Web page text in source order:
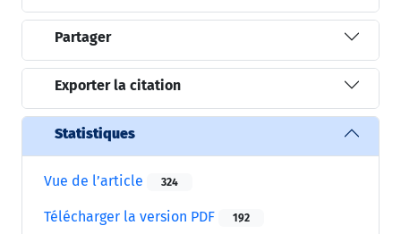
Partager
Exporter la citation
Statistiques
Vue de l’article 324
Télécharger la version PDF 192